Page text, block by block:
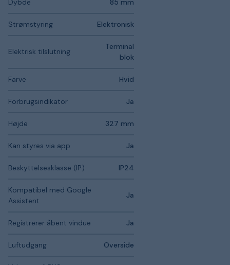
Dybde 85 mm
Strømstyring Elektronisk
Elektrisk tilslutning
Terminal
blok
Farve Hvid
Forbrugsindikator Ja
Højde 327 mm
Kan styres via app Ja
Beskyttelsesklasse (IP) IP24
Kompatibel med Google
Assistent
Ja
Registrerer åbent vindue Ja
Luftudgang Overside